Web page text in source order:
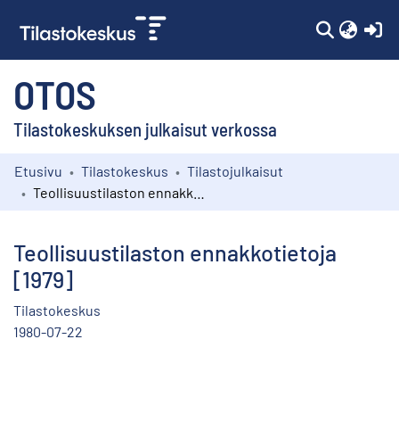
OTOS
Tilastokeskuksen julkaisut verkossa
Kokoelmat
Etusivu Tilastokeskus
Tilastojulkaisut
Teollisuustilaston ennakkotietoja
[1979]
Tilastokeskus
1980-07-22